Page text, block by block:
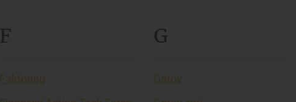
F
Faktoring
G
Garov